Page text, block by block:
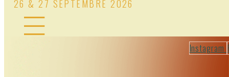
26 & 27 SEPTEMBRE 2026
Instagram